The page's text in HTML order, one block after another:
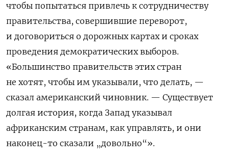
чтобы попытаться привлечь к сотрудничеству
правительства, совершившие переворот,
и договориться о дорожных картах и сроках
проведения демократических выборов.
«Большинство правительств этих стран
не хотят, чтобы им указывали, что делать, —
сказал американский чиновник. — Существует
долгая история, когда Запад указывал
африканским странам, как управлять, и они
наконец-то сказали „довольно“».